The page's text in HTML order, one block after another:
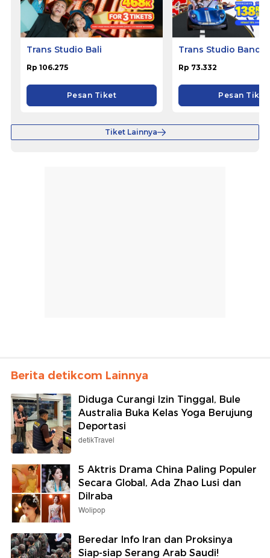
Trans Studio Bali
Rp 106.275
Pesan Tiket
Trans Studio
Rp 73.332
Pesan Tiket
Tiket Lainnya
Berita detikcom Lainnya
Diduga Curangi Izin Tinggal, Bule
Australia Buka Kelas Yoga Berujung
Deportasi
detikTravel
5 Aktris Drama China Paling Populer
Secara Global, Ada Zhao Lusi dan
Dilraba
Wolipop
Beredar Info Iran dan Proksinya
Siap-siap Serang Arab Saudi!